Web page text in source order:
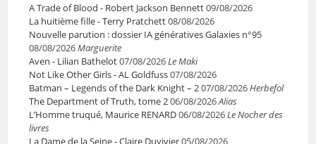
A Trade of Blood - Robert Jackson Bennett09/08/2026
La huitième fille - Terry Pratchett08/08/2026
Nouvelle parution : dossier IA génératives Galaxies n°95
08/08/2026Marguerite
Aven - Lilian Bathelot07/08/2026Le Maki
Not Like Other Girls - AL Goldfuss07/08/2026
Batman – Legends of the Dark Knight – 207/08/2026Herbefol
The Department of Truth, tome 206/08/2026Alias
L’Homme truqué, Maurice RENARD06/08/2026Le Nocher des
livres
La Dame de la Seine - Claire Duvivier05/08/2026